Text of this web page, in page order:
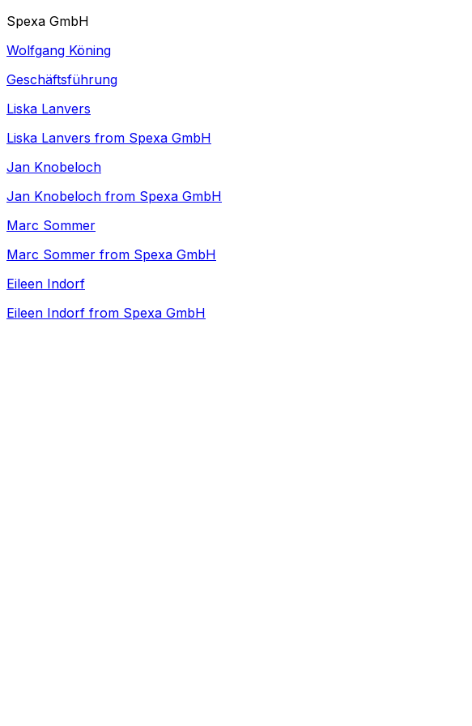
Spexa GmbH
Wolfgang Köning
Geschäftsführung
Liska Lanvers
Liska Lanvers from Spexa GmbH
Jan Knobeloch
Jan Knobeloch from Spexa GmbH
Marc Sommer
Marc Sommer from Spexa GmbH
Eileen Indorf
Eileen Indorf from Spexa GmbH